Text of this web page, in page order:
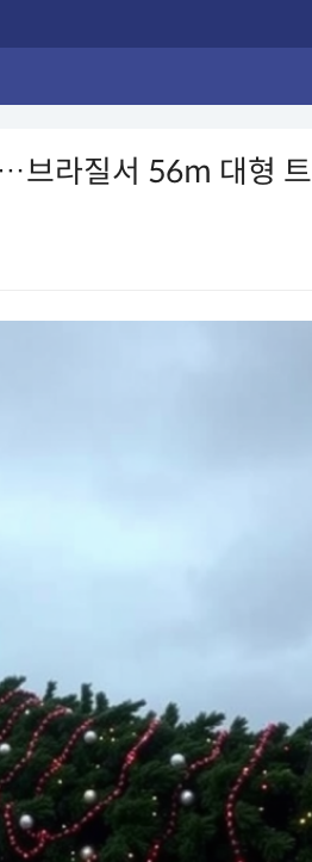
브라질서 56m 대형